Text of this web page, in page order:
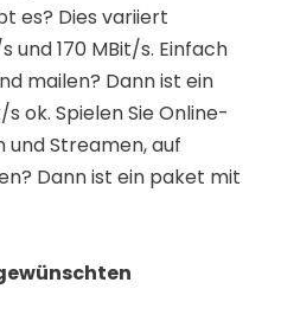
es? Dies variiert
und 170 MBit/s. Einfach
mailen? Dann ist ein
ok. Spielen Sie Online-
und Streamen, auf
Dann ist ein paket mit